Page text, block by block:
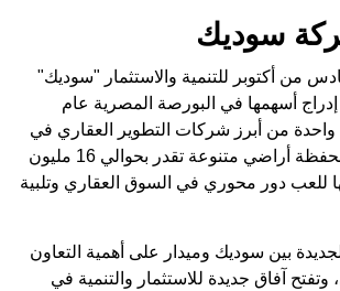
سوديك
من أكتوبر للتنمية والاستثمار "سوديك"
وتم إدراج أسهمها في البورصة المصرية عام
واحدة من أبرز شركات التطوير العقاري في
مصر، حيث تتميز بمحفظة أراضي متنوعة تقدر بحوالي 16 مليون
للعب دور محوري في السوق العقاري وتلبية
بين سوديك وميدار على أهمية التعاون
آفاق جديدة للاستثمار والتنمية في